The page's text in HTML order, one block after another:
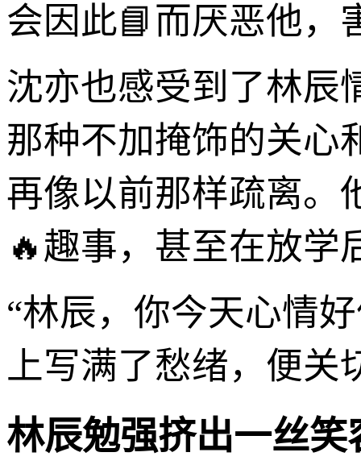
会因此📘而厌恶他，
沈亦也感受到了林辰
那种不加掩饰的关心
再像以前那样疏离。
🔥趣事，甚至在放学
“林辰，你今天心情
上写满了愁绪，便关
林辰勉强挤出一丝